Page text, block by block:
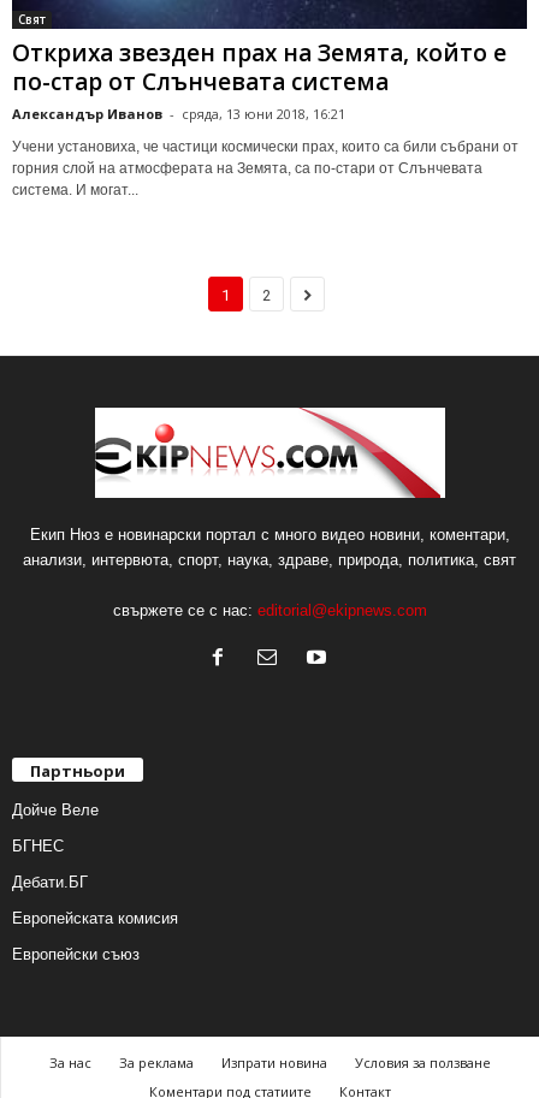
Свят
Откриха звезден прах на Земята, който е
по-стар от Слънчевата система
Александър Иванов - сряда, 13 юни 2018, 16:21
Учени установиха, че частици космически прах, които са били събрани от
горния слой на атмосферата на Земята, са по-стари от Слънчевата
система. И могат...
1 2
Екип Нюз е новинарски портал с много видео новини, коментари,
анализи, интервюта, спорт, наука, здраве, природа, политика, свят
свържете се с нас: editorial@ekipnews.com
Партньори
Дойче Веле
БГНЕС
Дебати.БГ
Европейската комисия
Европейски съюз
За нас За реклама Изпрати новина
Условия за ползване
Коментари под статиите
Контакт